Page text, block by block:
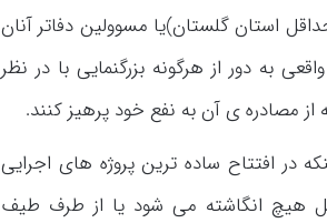
استان گلستان)یا مسوولین دفاتر آنان
به دور از هرگونه بزرگنمایی با در نظر
مصادره ی آن به نفع خود پرهیز کنند.
در افتتاح ساده ترین پروژه های اجرایی
هیچ انگاشته می شود یا از طرف طیف